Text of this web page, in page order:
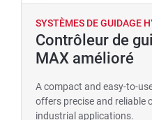
SYSTÈMES DE GUIDAGE
Contrôleur de
MAX amélioré
A compact and easy-to-
offers precise and reliable
industrial applications.